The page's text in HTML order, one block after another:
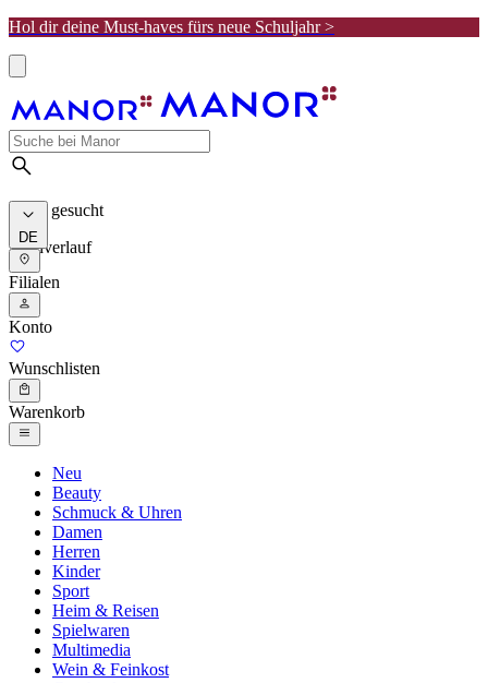
Hol dir deine Must-haves fürs neue Schuljahr >
Meist gesucht
Suchverlauf
DE
Filialen
Konto
Wunschlisten
Warenkorb
Neu
Beauty
Schmuck & Uhren
Damen
Herren
Kinder
Sport
Heim & Reisen
Spielwaren
Multimedia
Wein & Feinkost